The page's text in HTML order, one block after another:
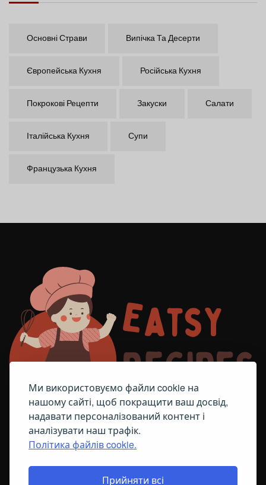
Ми використовуємо файли cookie на
нашому сайті, щоб покращити ваш досвід,
надавати персоналізований контент і
аналізувати наш трафік.
Політика файлів cookie.
Прийняти всі
Основні Страви Випічка Та Десерти
Європейська Кухня Російська Кухня
Покрокові Рецепти Закуски Салати
Італійська Кухня Супи
Французька Кухня
ПОЛІТИКА ЩОДО ФАЙЛІВ COOKIE